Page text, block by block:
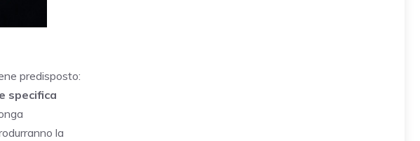
predisposto:
specifica
la